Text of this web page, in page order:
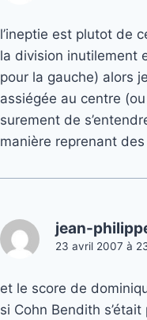
l’ineptie est plutot de
la division inutilement
pour la gauche) alors
assiégée au centre
surement de
manière reprenant
jean-
23 avril 2007 à
et le score de
si Cohn Bendith s’était